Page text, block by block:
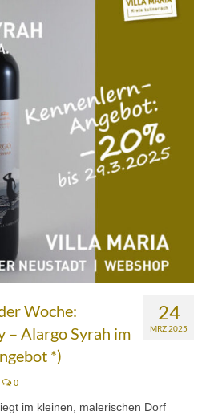
bis FR, 12.00 bis 14.30 Uhr)
SA, 10.00 bis 12.00h) &
24
MRZ 2025
Woche:
– Alargo Syrah im
*)
0
im kleinen, malerischen Dorf